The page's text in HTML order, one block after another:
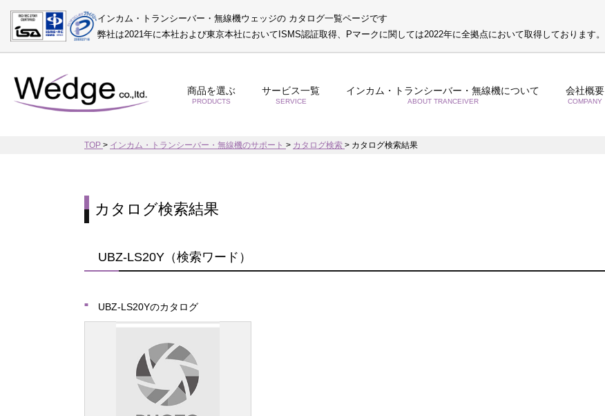
インカム・トランシーバー・無線機ウェッジの カタログ一覧ページです
弊社は2021年に本社および東京本社においてISMS認証取得、Pマークに関しては2022年に全拠点において取得しております。
商品を選ぶ
PRODUCTS
サービス一覧
SERVICE
インカム・トランシーバー・無線機について
ABOUT TRANCEIVER
会社概要
COMPANY
TOP > インカム・トランシーバー・無線機のサポート > カタログ検索 > カタログ検索結果
カタログ検索結果
UBZ-LS20Y（検索ワード）
UBZ-LS20Yのカタログ